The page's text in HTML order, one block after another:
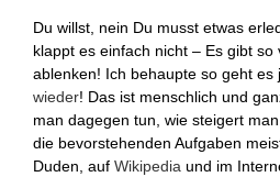
Du willst, nein Du musst etwas
klappt es einfach nicht – Es gibt so
ablenken! Ich behaupte so geht es
wieder! Das ist menschlich und
man dagegen tun, wie steigert
die bevorstehenden Aufgaben
Duden, auf Wikipedia und im